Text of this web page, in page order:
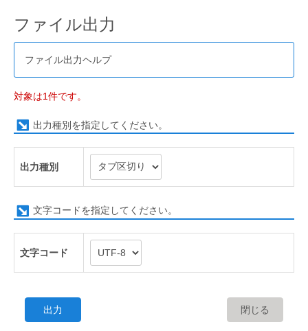
ファイル出力
ファイル出力ヘルプ
対象は1件です。
出力種別を指定してください。
出力種別
文字コードを指定してください。
文字コード